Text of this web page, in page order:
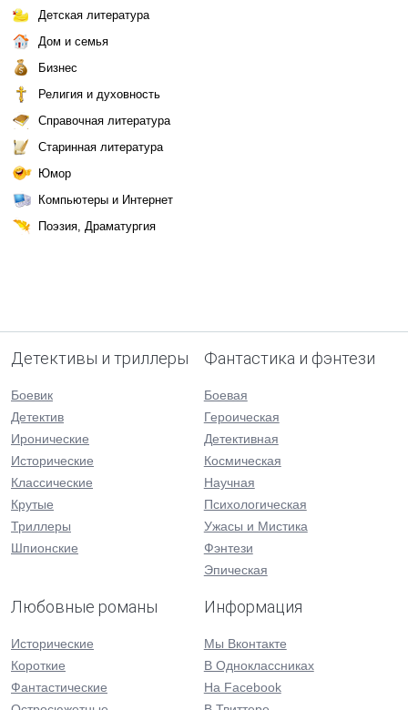
Детская литература
Дом и семья
Бизнес
Религия и духовность
Справочная литература
Старинная литература
Юмор
Компьютеры и Интернет
Поэзия, Драматургия
Детективы и триллеры
Боевик
Детектив
Иронические
Исторические
Классические
Крутые
Триллеры
Шпионские
Фантастика и фэнтези
Боевая
Героическая
Детективная
Космическая
Научная
Психологическая
Ужасы и Мистика
Фэнтези
Эпическая
Любовные романы
Исторические
Короткие
Фантастические
Информация
Мы Вконтакте
В Одноклассниках
На Facebook